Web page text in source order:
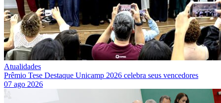
Atualidades
Prêmio Tese Destaque Unicamp 2026 celebra seus vencedores
07 ago 2026